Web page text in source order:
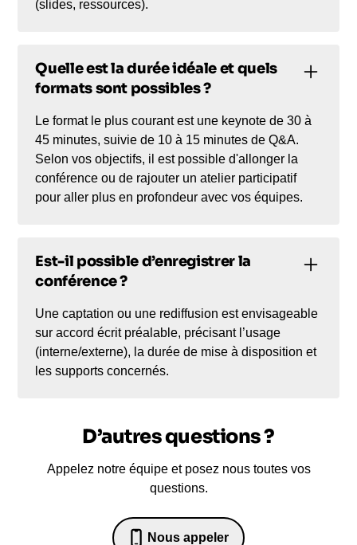
(slides, ressources).
Quelle est la durée idéale et quels
formats sont possibles ?
Le format le plus courant est une keynote de 30 à
45 minutes, suivie de 10 à 15 minutes de Q&A.
Selon vos objectifs, il est possible d'allonger la
conférence ou de rajouter un atelier participatif
pour aller plus en profondeur avec vos équipes.
Est-il possible d’enregistrer la
conférence ?
Une captation ou une rediffusion est envisageable
sur accord écrit préalable, précisant l’usage
(interne/externe), la durée de mise à disposition et
les supports concernés.
D’autres questions ?
Appelez notre équipe et posez nous toutes vos
questions.
Nous appeler